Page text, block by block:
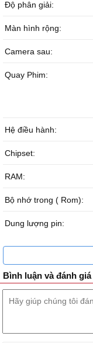
Độ phân giải:
Màn hình rộng:
Camera sau:
Quay Phim:
Hệ điều hành:
Chipset:
RAM:
Bộ nhớ trong ( Rom):
Dung lượng pin:
Bình luận và đánh giá